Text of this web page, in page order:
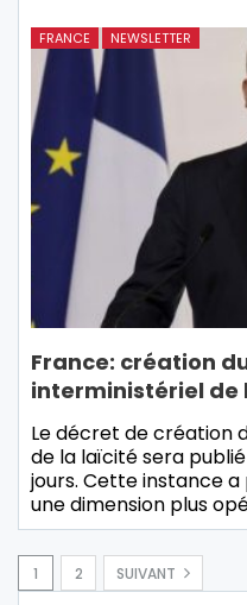
FRANCE NEWSLETTER
France: création
interministériel de
Le décret de création
de la laïcité sera
jours. Cette instance
une dimension plus
1 2 SUIVANT